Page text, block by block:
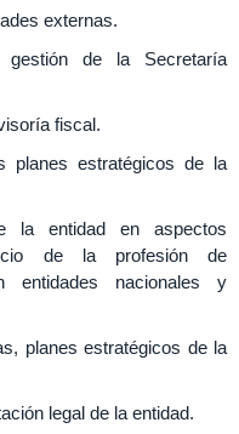
externas.
de la Secretaría
fiscal.
planes estratégicos de la
la entidad en aspectos
de la profesión de
entidades nacionales y
planes estratégicos de la
legal de la entidad.